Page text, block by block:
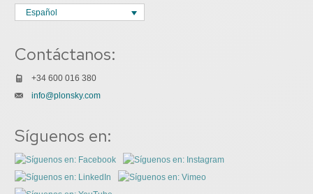
Español
Contáctanos:
+34 600 016 380
info@plonsky.com
Síguenos en: